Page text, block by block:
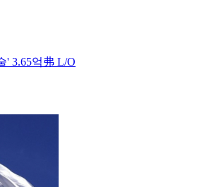
' 3.65억弗 L/O